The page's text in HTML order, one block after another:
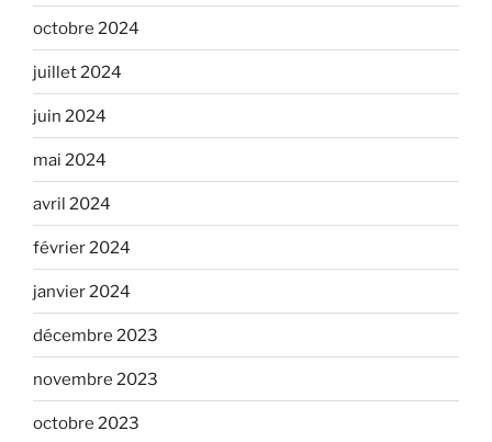
octobre 2024
juillet 2024
juin 2024
mai 2024
avril 2024
février 2024
janvier 2024
décembre 2023
novembre 2023
octobre 2023